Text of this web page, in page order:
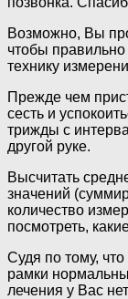
Возможно, Вы
чтобы
технику
Прежде чем
сесть и
трижды с
другой руке.
Высчитать
значений
количество
посмотреть,
Судя по тому,
рамки
лечения у Вас